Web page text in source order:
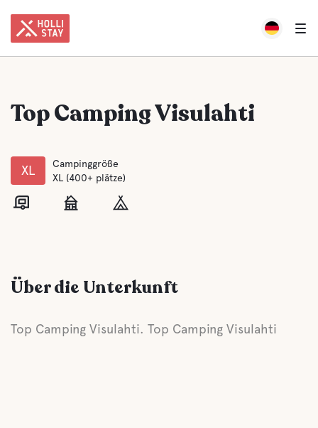
Top Camping Visulahti
XL
Campinggröße
XL (400+ plätze)
Über die Unterkunft
Top Camping Visulahti. Top Camping Visulahti